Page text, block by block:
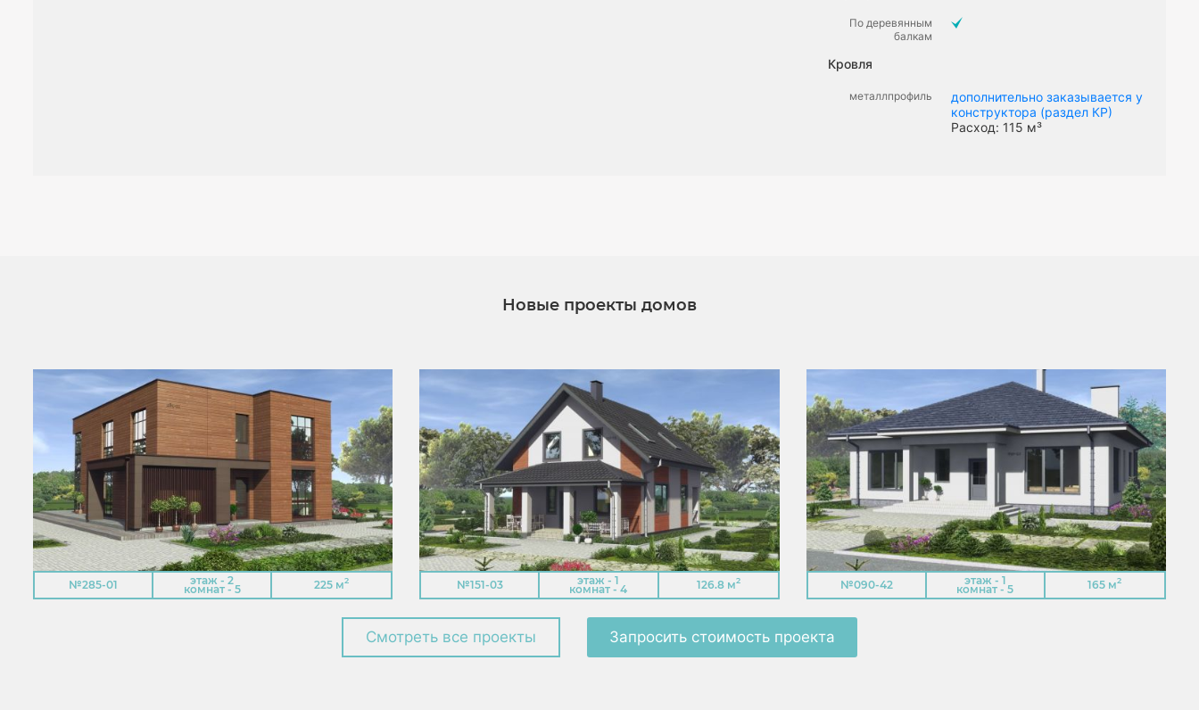
По деревянным
балкам
Кровля
металлпрофиль
дополнительно заказывается у
конструктора (раздел КР)
Расход: 115 м³
Новые проекты домов
№285-01 этаж - 2
комнат - 5 225 м2 №151-03 этаж - 1
комнат - 4 126.8 м2 №090-42 этаж - 1
комнат - 5 165 м2
Смотреть все проекты Запросить стоимость проекта